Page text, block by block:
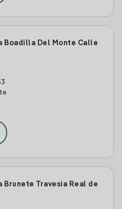
Boadilla Del Monte Calle
Travesia Real de